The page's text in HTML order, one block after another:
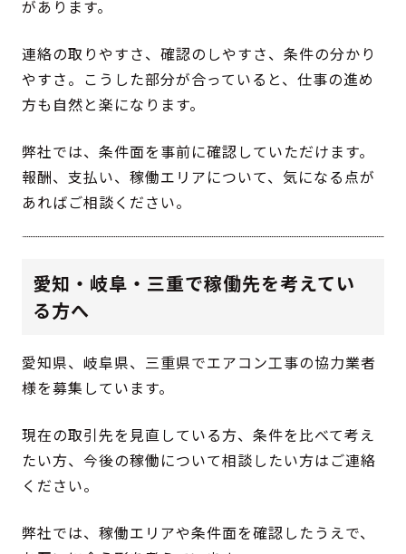
があります。
連絡の取りやすさ、確認のしやすさ、条件の分かり
やすさ。こうした部分が合っていると、仕事の進め
方も自然と楽になります。
弊社では、条件面を事前に確認していただけます。
報酬、支払い、稼働エリアについて、気になる点が
あればご相談ください。
愛知・岐阜・三重で稼働先を考えてい
る方へ
愛知県、岐阜県、三重県でエアコン工事の協力業者
様を募集しています。
現在の取引先を見直している方、条件を比べて考え
たい方、今後の稼働について相談したい方はご連絡
ください。
弊社では、稼働エリアや条件面を確認したうえで、